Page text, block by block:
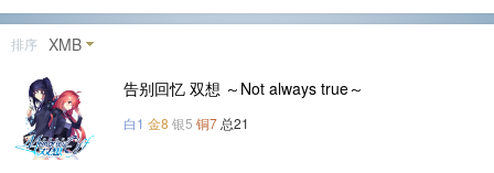
排序 XMB
告别回忆 双想 ～Not always true～
白1 金8 银5 铜7 总21